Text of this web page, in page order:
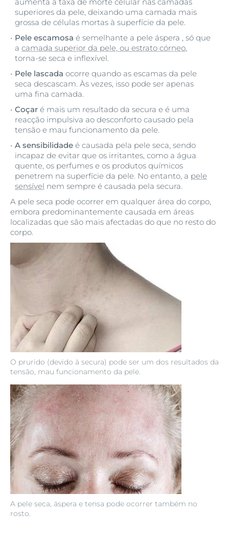
O prurido (devido à secura) pode ser um dos resultados da
tensão, mau funcionamento da pele.
A pele seca, áspera e tensa pode ocorrer também no
rosto.
superiores da pele, deixando uma camada mais
grossa de células mortas à superfície da pele.
Pele escamosa é semelhante a pele áspera , só que
a camada superior da pele, ou estrato córneo,
torna-se seca e inflexível.
Pele lascada ocorre quando as escamas da pele
seca descascam. Às vezes, isso pode ser apenas
uma fina camada.
Coçar é mais um resultado da secura e é uma
reacção impulsiva ao desconforto causado pela
tensão e mau funcionamento da pele.
A sensibilidade é causada pela pele seca, sendo
incapaz de evitar que os irritantes, como a água
quente, os perfumes e os produtos químicos
penetrem na superfície da pele. No entanto, a pele
sensível nem sempre é causada pela secura.
A pele seca pode ocorrer em qualquer área do corpo,
embora predominantemente causada em áreas
localizadas que são mais afectadas do que no resto do
corpo.